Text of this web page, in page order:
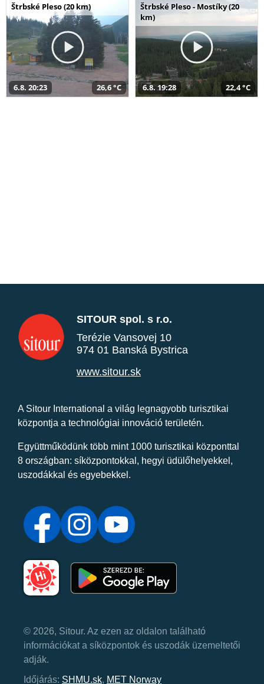
Štrbské Pleso (20 km)
6.8. 20:23 26,6 °C
Štrbské Pleso - Mostíky (20
km)
6.8. 19:28 22,4 °C
SITOUR spol. s r.o.
Terézie Vansovej 10
974 01 Banská Bystrica
www.sitour.sk
A Sitour International a világ legnagyobb turisztikai
központja a technológiai innováció területén.
Együttműködünk több mint 1000 turisztikai központtal
8 országban: síközpontokkal, hegyi üdülőhelyekkel,
uszodákkal és egyebekkel.
© 2026, Sitour. Az ezen az oldalon található
információkat a síközpontok és uszodák üzemeltetői
adják.
Időjárás: SHMU.sk, MET Norway